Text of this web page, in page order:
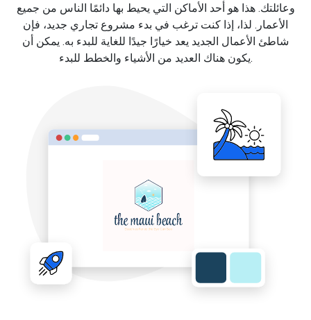
وعائلتك. هذا هو أحد الأماكن التي يحيط بها دائمًا الناس من جميع
الأعمار. لذا، إذا كنت ترغب في بدء مشروع تجاري جديد، فإن
شاطئ الأعمال الجديد يعد خيارًا جيدًا للغاية للبدء به. يمكن أن
يكون هناك العديد من الأشياء والخطط للبدء.